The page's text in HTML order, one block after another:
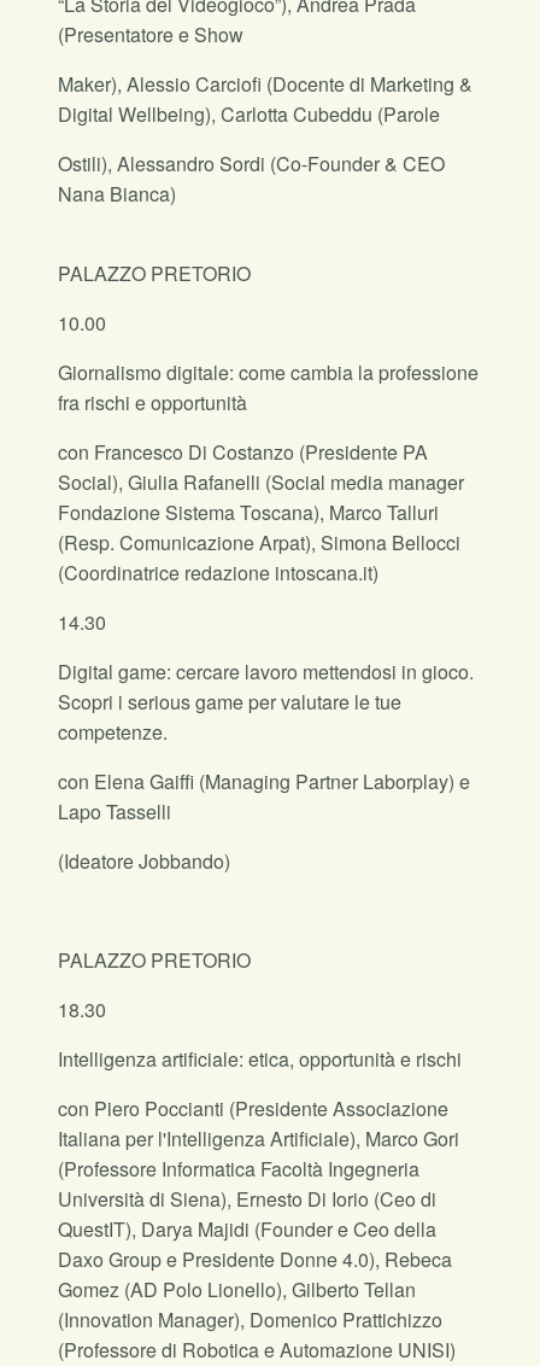
(Presentatore e Show
Maker), Alessio Carciofi (Docente di Marketing &
Digital Wellbeing), Carlotta Cubeddu (Parole
Ostili), Alessandro Sordi (Co-Founder & CEO
Nana Bianca)
PALAZZO PRETORIO
10.00
Giornalismo digitale: come cambia la professione
fra rischi e opportunità
con Francesco Di Costanzo (Presidente PA
Social), Giulia Rafanelli (Social media manager
Fondazione Sistema Toscana), Marco Talluri
(Resp. Comunicazione Arpat), Simona Bellocci
(Coordinatrice redazione intoscana.it)
14.30
Digital game: cercare lavoro mettendosi in gioco.
Scopri i serious game per valutare le tue
competenze.
con Elena Gaiffi (Managing Partner Laborplay) e
Lapo Tasselli
(Ideatore Jobbando)
PALAZZO PRETORIO
18.30
Intelligenza artificiale: etica, opportunità e rischi
con Piero Poccianti (Presidente Associazione
Italiana per l'Intelligenza Artificiale), Marco Gori
(Professore Informatica Facoltà Ingegneria
Università di Siena), Ernesto Di Iorio (Ceo di
QuestIT), Darya Majidi (Founder e Ceo della
Daxo Group e Presidente Donne 4.0), Rebeca
Gomez (AD Polo Lionello), Gilberto Tellan
(Innovation Manager), Domenico Prattichizzo
(Professore di Robotica e Automazione UNISI)